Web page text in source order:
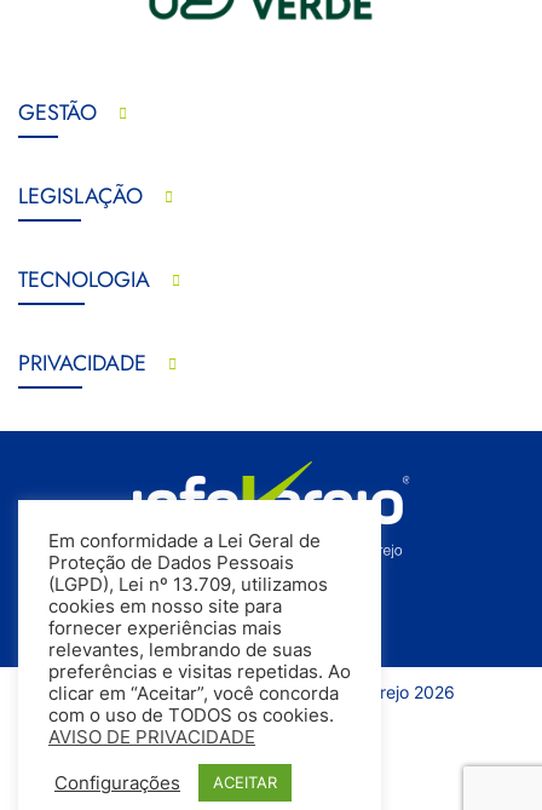
GESTÃO
LEGISLAÇÃO
TECNOLOGIA
PRIVACIDADE
Todos os direitos reservados | InfoVarejo 2026
Em conformidade a Lei Geral de
Proteção de Dados Pessoais
(LGPD), Lei nº 13.709, utilizamos
cookies em nosso site para
fornecer experiências mais
relevantes, lembrando de suas
preferências e visitas repetidas. Ao
clicar em “Aceitar”, você concorda
com o uso de TODOS os cookies.
AVISO DE PRIVACIDADE
Configurações ACEITAR